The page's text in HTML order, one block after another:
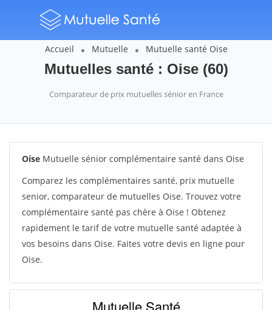
Accueil Mutuelle Mutuelle santé Oise
Mutuelles santé : Oise (60)
Comparateur de prix mutuelles sénior en France
Oise Mutuelle sénior complémentaire santé dans Oise
Comparez les complémentaires santé, prix mutuelle
senior, comparateur de mutuelles Oise. Trouvez votre
complémentaire santé pas chère à Oise ! Obtenez
rapidement le tarif de votre mutuelle santé adaptée à
vos besoins dans Oise. Faites votre devis en ligne pour
Oise.